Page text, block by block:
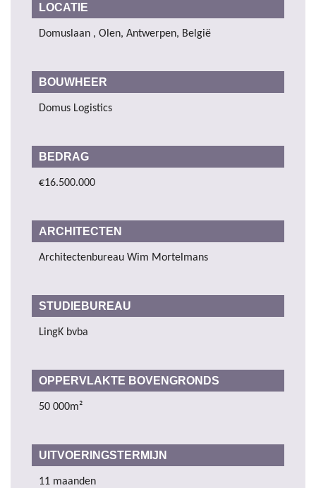
LOCATIE
Domuslaan , Olen, Antwerpen, België
BOUWHEER
Domus Logistics
BEDRAG
€16.500.000
ARCHITECTEN
Architectenbureau Wim Mortelmans
STUDIEBUREAU
LingK bvba
OPPERVLAKTE BOVENGRONDS
50 000m²
UITVOERINGSTERMIJN
11 maanden